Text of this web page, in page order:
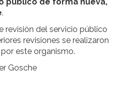
.
revisión del servicio público
revisiones se realizaron
este organismo.
Gosche